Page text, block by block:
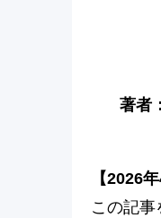
著者：
【2026
この記